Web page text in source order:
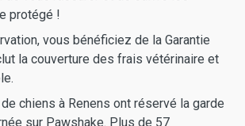
protégé !
vous bénéficiez de la Garantie
la couverture des frais vétérinaire et
chiens à Renens ont réservé la garde
sur Pawshake. Plus de 57